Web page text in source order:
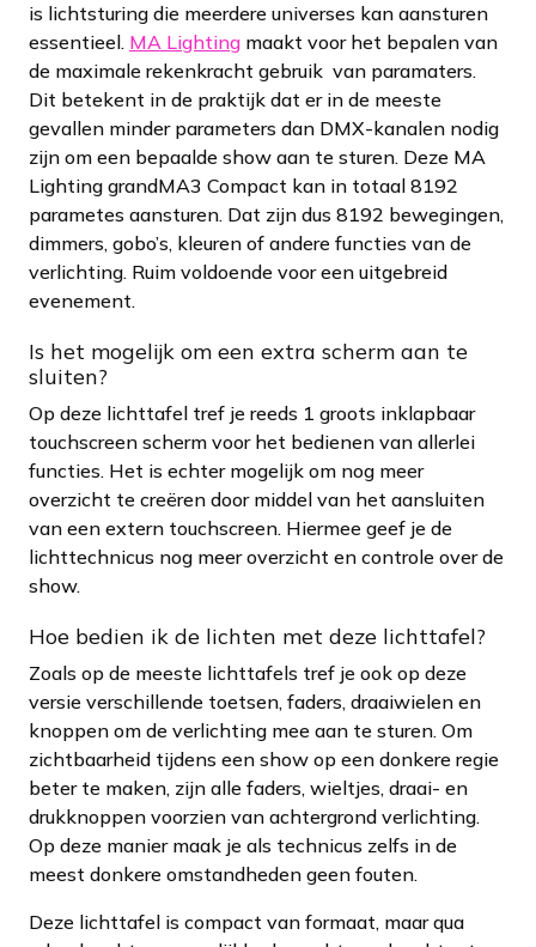
is lichtsturing die meerdere universes kan aansturen
essentieel. MA Lighting maakt voor het bepalen van
de maximale rekenkracht gebruik van paramaters.
Dit betekent in de praktijk dat er in de meeste
gevallen minder parameters dan DMX-kanalen nodig
zijn om een bepaalde show aan te sturen. Deze MA
Lighting grandMA3 Compact kan in totaal 8192
parametes aansturen. Dat zijn dus 8192 bewegingen,
dimmers, gobo’s, kleuren of andere functies van de
verlichting. Ruim voldoende voor een uitgebreid
evenement.
Is het mogelijk om een extra scherm aan te
sluiten?
Op deze lichttafel tref je reeds 1 groots inklapbaar
touchscreen scherm voor het bedienen van allerlei
functies. Het is echter mogelijk om nog meer
overzicht te creëren door middel van het aansluiten
van een extern touchscreen. Hiermee geef je de
lichttechnicus nog meer overzicht en controle over de
show.
Hoe bedien ik de lichten met deze lichttafel?
Zoals op de meeste lichttafels tref je ook op deze
versie verschillende toetsen, faders, draaiwielen en
knoppen om de verlichting mee aan te sturen. Om
zichtbaarheid tijdens een show op een donkere regie
beter te maken, zijn alle faders, wieltjes, draai- en
drukknoppen voorzien van achtergrond verlichting.
Op deze manier maak je als technicus zelfs in de
meest donkere omstandheden geen fouten.
Deze lichttafel is compact van formaat, maar qua